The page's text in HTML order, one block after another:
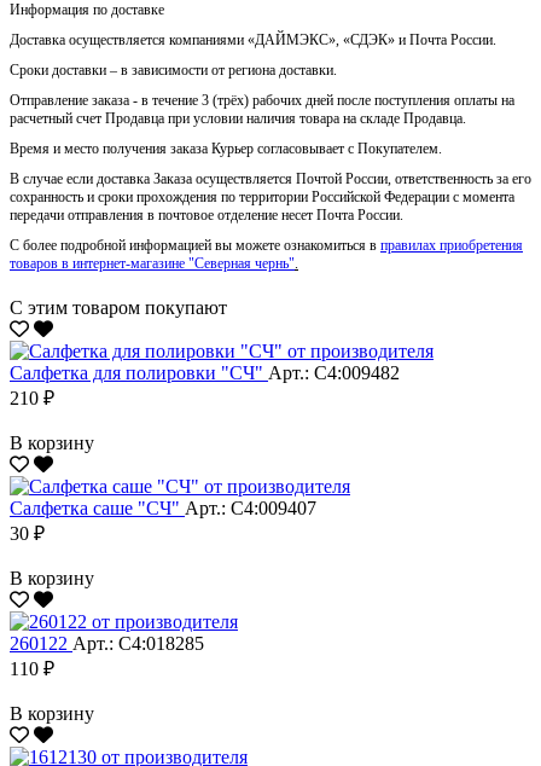
Информация по доставке
Доставка осуществляется компаниями «ДАЙМЭКС», «СДЭК» и Почта России.
Сроки доставки – в зависимости от региона доставки.
Отправление заказа - в течение 3 (трёх) рабочих дней после поступления оплаты на
расчетный счет Продавца при условии наличия товара на складе Продавца.
Время и место получения заказа Курьер согласовывает с Покупателем.
В случае если доставка Заказа осуществляется Почтой России, ответственность за его
сохранность и сроки прохождения по территории Российской Федерации с момента
передачи отправления в почтовое отделение несет Почта России.
С более подробной информацией вы можете ознакомиться в правилах приобретения
товаров в интернет-магазине "Северная чернь"
С этим товаром покупают
Салфетка для полировки "CЧ" Арт.: С4:009482
210 ₽
В корзину
Салфетка саше "CЧ" Арт.: С4:009407
30 ₽
В корзину
260122 Арт.: С4:018285
110 ₽
В корзину